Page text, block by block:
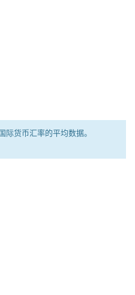
际货币汇率的平均数据。